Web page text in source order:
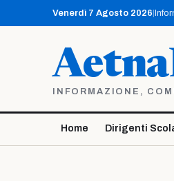
contenuto
Venerdì 7 Agosto 2026
INFORMAZIONE,
Home Dirigenti